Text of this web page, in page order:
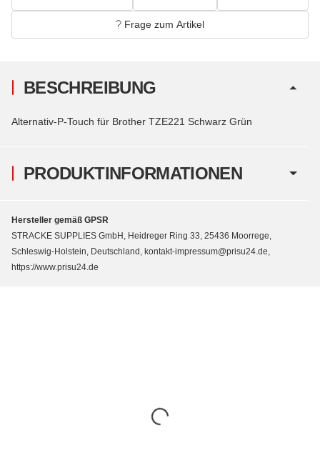
Frage zum Artikel
PRODUKTINFORMATIONEN
BESCHREIBUNG
Alternativ-P-Touch für Brother TZE221 Schwarz Grün
Hersteller gemäß GPSR
STRACKE SUPPLIES GmbH, Heidreger Ring 33, 25436 Moorrege,
Schleswig-Holstein, Deutschland, kontakt-impressum@prisu24.de,
https://www.prisu24.de